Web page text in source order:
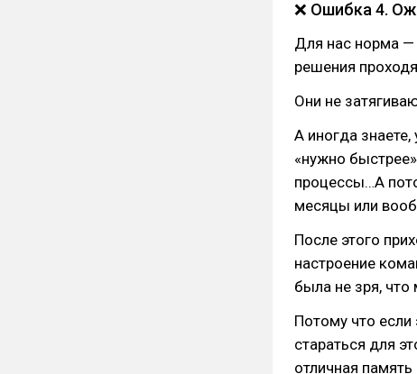
❌ Ошибка 4.
Для нас норма —
решения
Они не
А иногда
«нужно
процессы…А
месяцы или
После этого
настроение
была не зря,
Потому что если
стараться для
отличная